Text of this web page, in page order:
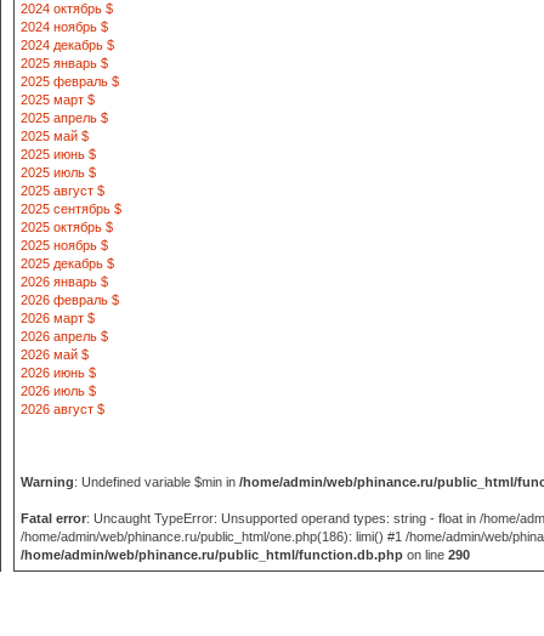
2024 октябрь $
2024 ноябрь $
2024 декабрь $
2025 январь $
2025 февраль $
2025 март $
2025 апрель $
2025 май $
2025 июнь $
2025 июль $
2025 август $
2025 сентябрь $
2025 октябрь $
2025 ноябрь $
2025 декабрь $
2026 январь $
2026 февраль $
2026 март $
2026 апрель $
2026 май $
2026 июнь $
2026 июль $
2026 август $
Warning: Undefined variable $min in /home/admin/web/phinance.ru/public_html/
Fatal error: Uncaught TypeError: Unsupported operand types: string - float in /home/
/home/admin/web/phinance.ru/public_html/one.php(186): limi() #1 /home/admin/web/
/home/admin/web/phinance.ru/public_html/function.db.php on line 290